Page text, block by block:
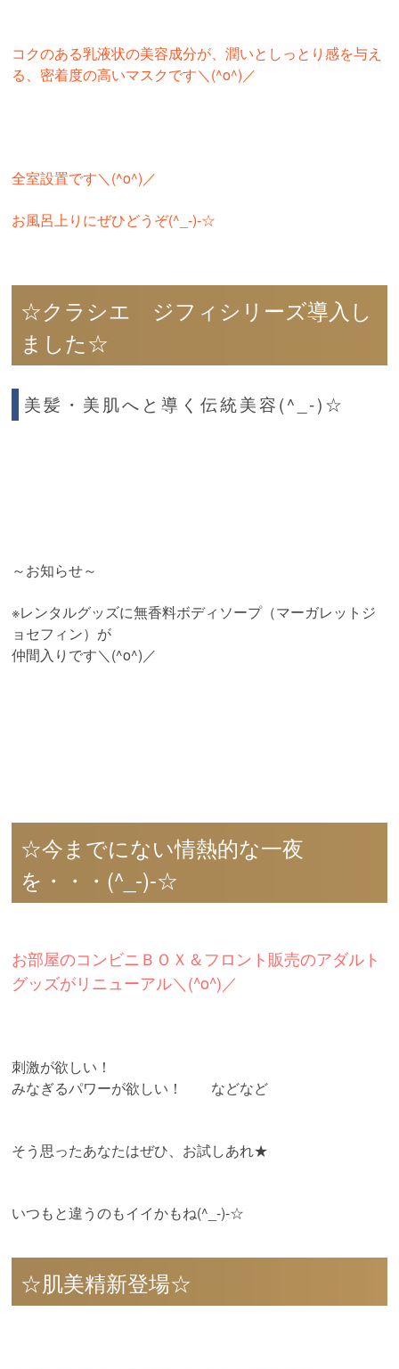
コクのある乳液状の美容成分が、潤いとしっとり感を与え
る、密着度の高いマスクです＼(^o^)／
全室設置です＼(^o^)／
お風呂上りにぜひどうぞ(^_-)-☆
☆クラシエ ジフィシリーズ導入し
ました☆
美髪・美肌へと導く伝統美容(^_-)☆
～お知らせ～
※レンタルグッズに無香料ボディソープ（マーガレットジ
ョセフィン）が
仲間入りです＼(^o^)／
☆今までにない情熱的な一夜
を・・・(^_-)-☆
お部屋のコンビニＢＯＸ＆フロント販売のアダルト
グッズがリニューアル＼(^o^)／
刺激が欲しい！
みなぎるパワーが欲しい！ などなど
そう思ったあなたはぜひ、お試しあれ★
いつもと違うのもイイかもね(^_-)-☆
☆肌美精新登場☆